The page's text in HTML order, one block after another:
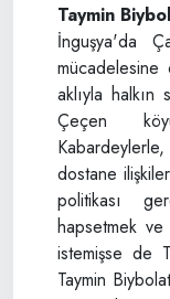
Taymin
İnguşya'da
aklıyla halkın
Çeçen
dostane
politikası
hapsetmek ve
istemişse de
Taymin